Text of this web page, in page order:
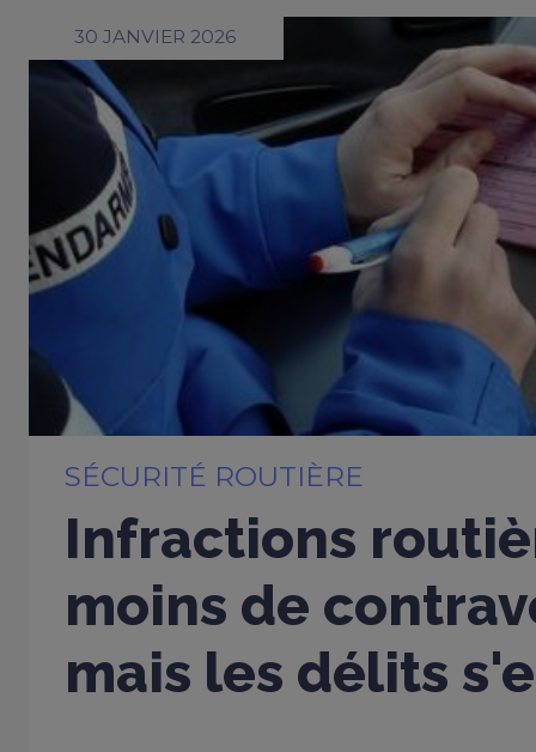
30 JANVIER 2026
SÉCURITÉ ROUTIÈRE
Infractions
moins de
mais les délits